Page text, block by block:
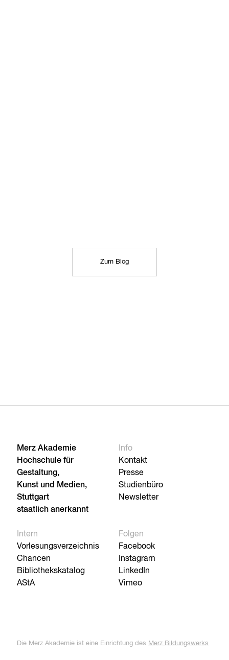
Zum Blog
Merz Akademie
Hochschule für
Gestaltung,
Kunst und Medien,
Stuttgart
staatlich anerkannt
Info
Kontakt
Presse
Studienbüro
Newsletter
Intern
Vorlesungsverzeichnis
Chancen
Bibliothekskatalog
AStA
Folgen
Facebook
Instagram
LinkedIn
Vimeo
Die Merz Akademie ist eine Einrichtung des Merz Bildungswerks